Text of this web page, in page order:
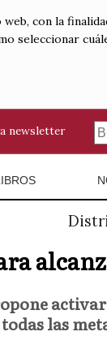
con la
seleccionar
newsletter
las